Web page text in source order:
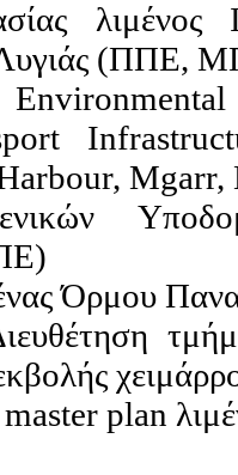
λιμένος
(ΠΠΕ,
Harbour,
Όρμου
master plan